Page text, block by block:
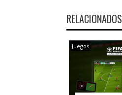
RELACIONADOS
Juegos